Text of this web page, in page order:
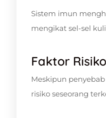
Sistem imun
mengikat sel-sel
Faktor Risiko
Meskipun
risiko seseorang